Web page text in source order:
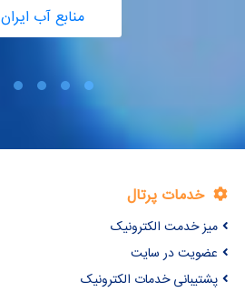
منابع آب ایران
خدمات پرتال
میز خدمت الکترونیک
عضویت در سایت
پشتیبانی خدمات الکترونیک